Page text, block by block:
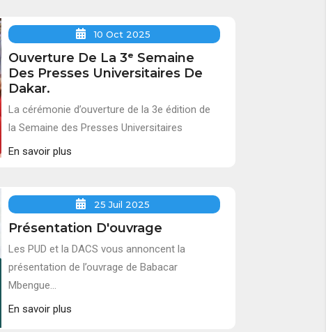
10 Oct 2025
Ouverture De La 3ᵉ Semaine
Des Presses Universitaires De
Dakar.
La cérémonie d’ouverture de la 3e édition de
la Semaine des Presses Universitaires
En savoir plus
25 Juil 2025
Présentation D'ouvrage
Les PUD et la DACS vous annoncent la
présentation de l’ouvrage de Babacar
Mbengue...
En savoir plus